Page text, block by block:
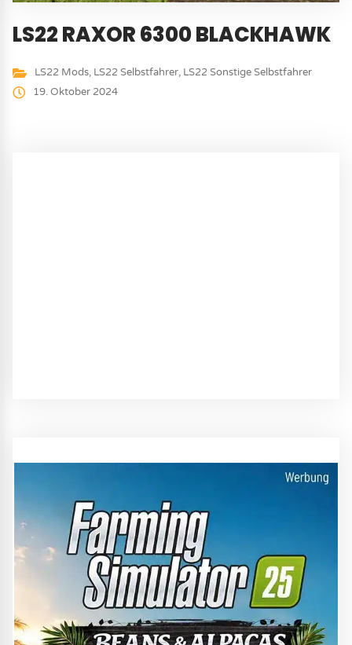
LS22 RAXOR 6300 BLACKHAWK
LS22 Mods, LS22 Selbstfahrer, LS22 Sonstige Selbstfahrer
19. Oktober 2024